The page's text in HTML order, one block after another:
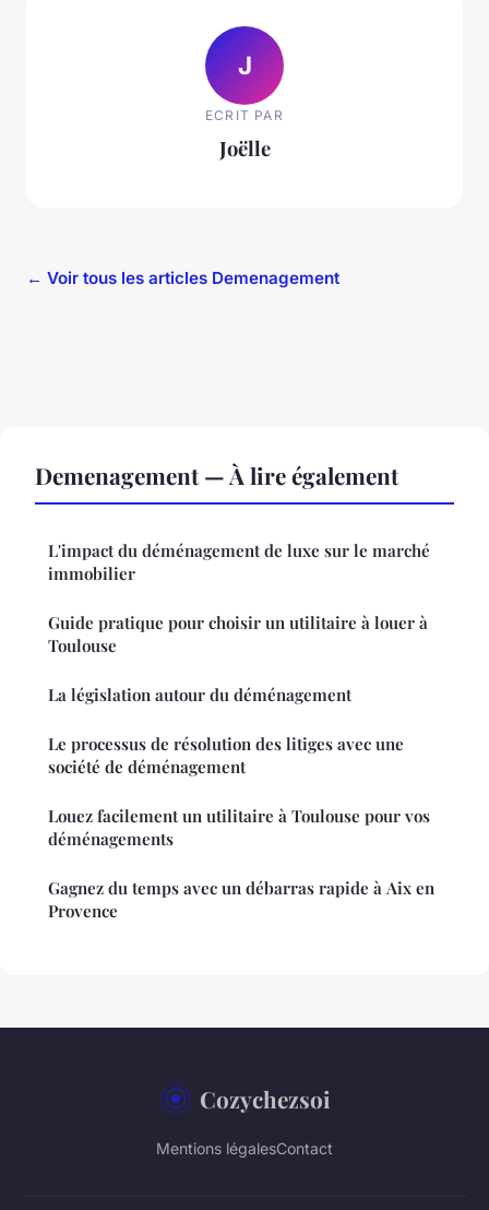
J
ECRIT PAR
Joëlle
← Voir tous les articles Demenagement
Demenagement — À lire également
L'impact du déménagement de luxe sur le marché
immobilier
Guide pratique pour choisir un utilitaire à louer à
Toulouse
La législation autour du déménagement
Le processus de résolution des litiges avec une
société de déménagement
Louez facilement un utilitaire à Toulouse pour vos
déménagements
Gagnez du temps avec un débarras rapide à Aix en
Provence
Cozychezsoi
Mentions légalesContact